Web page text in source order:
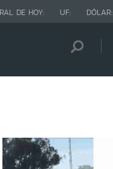
DE HOY: UF: DÓLAR: